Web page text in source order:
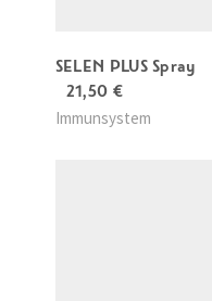
SELEN PLUS Spray
21,50 €
Immunsystem